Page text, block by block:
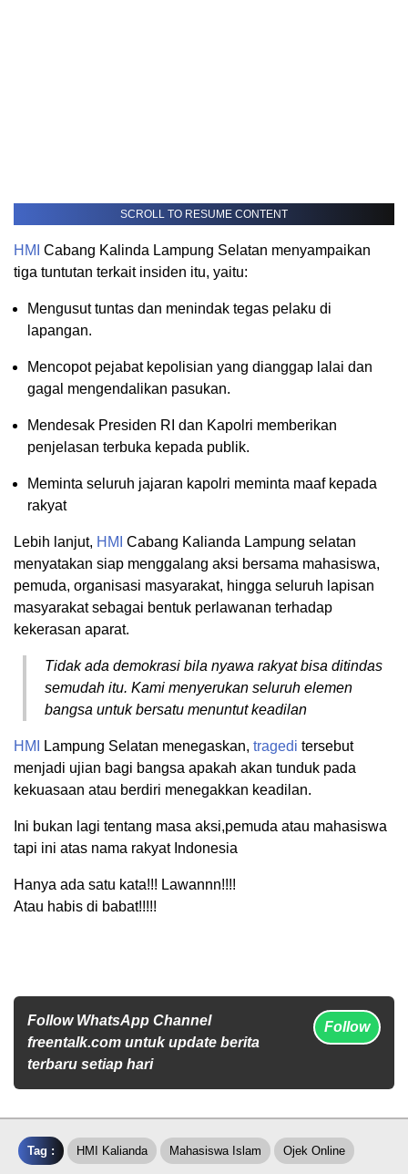
SCROLL TO RESUME CONTENT
HMI Cabang Kalinda Lampung Selatan menyampaikan
tiga tuntutan terkait insiden itu, yaitu:
Mengusut tuntas dan menindak tegas pelaku di
lapangan.
Mencopot pejabat kepolisian yang dianggap lalai dan
gagal mengendalikan pasukan.
Mendesak Presiden RI dan Kapolri memberikan
penjelasan terbuka kepada publik.
⁠Meminta seluruh jajaran kapolri meminta maaf kepada
rakyat
Lebih lanjut, HMI Cabang Kalianda Lampung selatan
menyatakan siap menggalang aksi bersama mahasiswa,
pemuda, organisasi masyarakat, hingga seluruh lapisan
masyarakat sebagai bentuk perlawanan terhadap
kekerasan aparat.
Tidak ada demokrasi bila nyawa rakyat bisa ditindas
semudah itu. Kami menyerukan seluruh elemen
bangsa untuk bersatu menuntut keadilan
HMI Lampung Selatan menegaskan, tragedi tersebut
menjadi ujian bagi bangsa apakah akan tunduk pada
kekuasaan atau berdiri menegakkan keadilan.
Ini bukan lagi tentang masa aksi,pemuda atau mahasiswa
tapi ini atas nama rakyat Indonesia
Hanya ada satu kata!!! Lawannn!!!!
Atau habis di babat!!!!!
Follow WhatsApp Channel
freentalk.com untuk update berita
terbaru setiap hari
Follow
Tag : HMI Kalianda Mahasiswa Islam Ojek Online